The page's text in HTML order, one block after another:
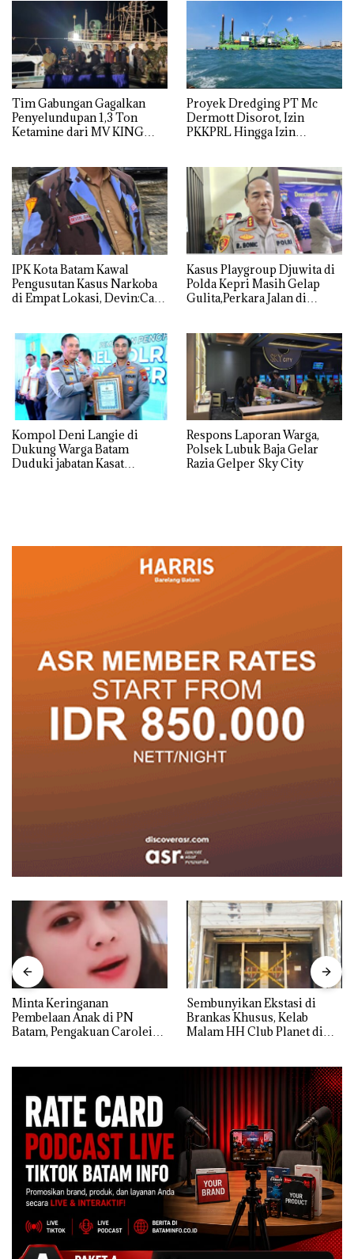
Tim Gabungan Gagalkan
Penyelundupan 1,3 Ton
Ketamine dari MV KING
Proyek Dredging PT Mc
Dermott Disorot, Izin
PKKPRL Hingga Izin
IPK Kota Batam Kawal
Pengusutan Kasus Narkoba
di Empat Lokasi, Devin:Cari
Kasus Playgroup Djuwita di
Polda Kepri Masih Gelap
Gulita,Perkara Jalan di
Kompol Deni Langie di
Dukung Warga Batam
Duduki jabatan Kasat
Respons Laporan Warga,
Polsek Lubuk Baja Gelar
Razia Gelper Sky City
Minta Keringanan
Pembelaan Anak di PN
Batam, Pengakuan Carolein
Sembunyikan Ekstasi di
Brankas Khusus, Kelab
Malam HH Club Planet di